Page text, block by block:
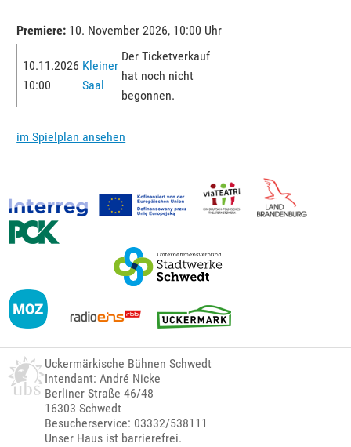
Premiere: 10. November 2026, 10:00 Uhr
10.11.2026
10:00
Kleiner
Saal
Der Ticketverkauf
hat noch nicht
begonnen.
im Spielplan ansehen
Uckermärkische Bühnen Schwedt
Intendant: André Nicke
Berliner Straße 46/48
16303 Schwedt
Besucherservice: 03332/538111
Unser Haus ist barrierefrei.